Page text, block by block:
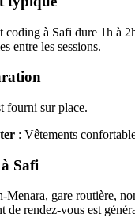
coding à Safi dure 1h à
entre les sessions.
fourni sur place.
: Vêtements
Safi
Menara, gare routière,
rendez-vous est